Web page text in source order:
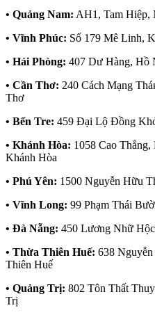
• Quảng Nam: AH1, Tam Hiệp,
• Vĩnh Phúc: Số 179 Mê Linh,
• Hải Phòng: 407 Dư Hàng, Hồ
• Cần Thơ: 240 Cách Mạng
Thơ
• Bến Tre: 459 Đại Lộ Đồng
• Khánh Hòa: 1058 Cao Thắng,
Khánh Hòa
• Phú Yên: 1500 Nguyễn Hữu
• Vĩnh Long: 99 Phạm Thái
• Đà Nẵng: 450 Lương Nhữ
• Thừa Thiên Huế: 638
Thiên Huế
• Quảng Trị: 802 Tôn Thất
Trị